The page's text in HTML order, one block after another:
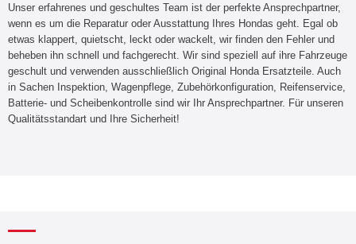
Unser erfahrenes und geschultes Team ist der perfekte Ansprechpartner,
wenn es um die Reparatur oder Ausstattung Ihres Hondas geht. Egal ob
etwas klappert, quietscht, leckt oder wackelt, wir finden den Fehler und
beheben ihn schnell und fachgerecht. Wir sind speziell auf ihre Fahrzeuge
geschult und verwenden ausschließlich Original Honda Ersatzteile. Auch
in Sachen Inspektion, Wagenpflege, Zubehörkonfiguration, Reifenservice,
Batterie- und Scheibenkontrolle sind wir Ihr Ansprechpartner. Für unseren
Qualitätsstandart und Ihre Sicherheit!